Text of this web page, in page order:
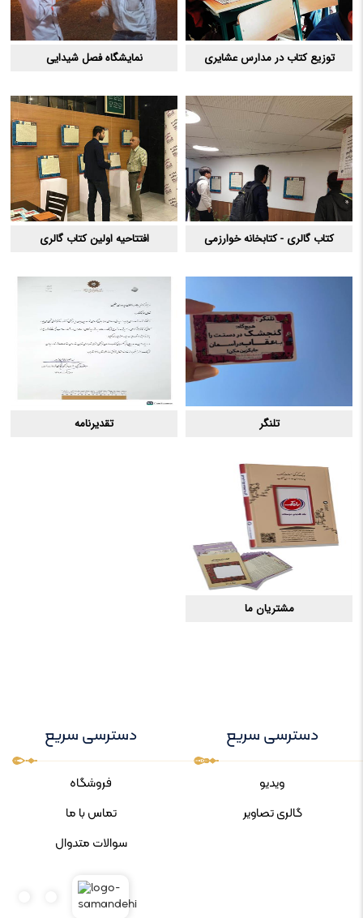
توزیع کتاب در مدارس عشایری نمایشگاه فصل شیدایی
کتاب گالری - کتابخانه خوارزمی افتتاحیه اولین کتاب گالری
تلنگر تقدیرنامه
مشتریان ما
دسترسی سریع
ویدیو
گالری تصاویر
دسترسی سریع
فروشگاه
تماس با ما
سوالات متدوال